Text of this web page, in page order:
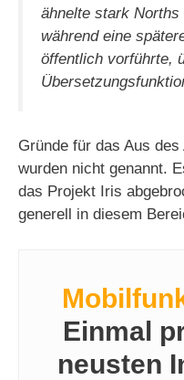
ähnelte stark
während eine
öffentlich vorführte,
Gründe für das Aus
wurden nicht genannt.
das Projekt Iris
generell in diesem
Einmal
neusten